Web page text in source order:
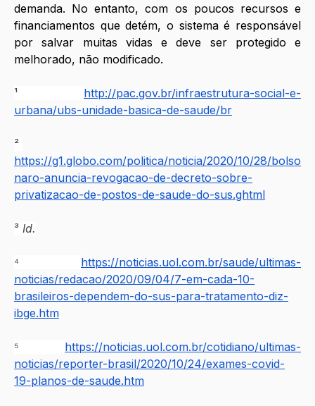
demanda. No entanto, com os poucos recursos e
financiamentos que detém, o sistema é responsável
por salvar muitas vidas e deve ser protegido e
melhorado, não modificado.
¹ http://pac.gov.br/infraestrutura-social-e-
urbana/ubs-unidade-basica-de-saude/br
https://g1.globo.com/politica/noticia/2020/10/28/bolso
naro-anuncia-revogacao-de-decreto-sobre-
privatizacao-de-postos-de-saude-do-sus.ghtml
³ Id.
⁴ https://noticias.uol.com.br/saude/ultimas-
noticias/redacao/2020/09/04/7-em-cada-10-
brasileiros-dependem-do-sus-para-tratamento-diz-
ibge.htm
⁵ https://noticias.uol.com.br/cotidiano/ultimas-
noticias/reporter-brasil/2020/10/24/exames-covid-
19-planos-de-saude.htm